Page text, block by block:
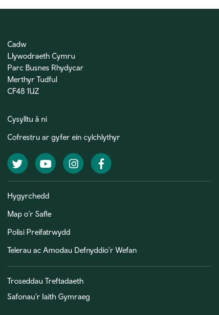
Cadw
Llywodraeth Cymru
Parc Busnes Rhydycar
Merthyr Tudful
CF48 1UZ
Cysylltu â ni
Cofrestru ar gyfer ein cylchlythyr
TwitterYouTubeInstagramFacebook
Hygyrchedd
Map o’r Safle
Polisi Preifatrwydd
Telerau ac Amodau Defnyddio'r Wefan
Troseddau Treftadaeth
Safonau’r Iaith Gymraeg